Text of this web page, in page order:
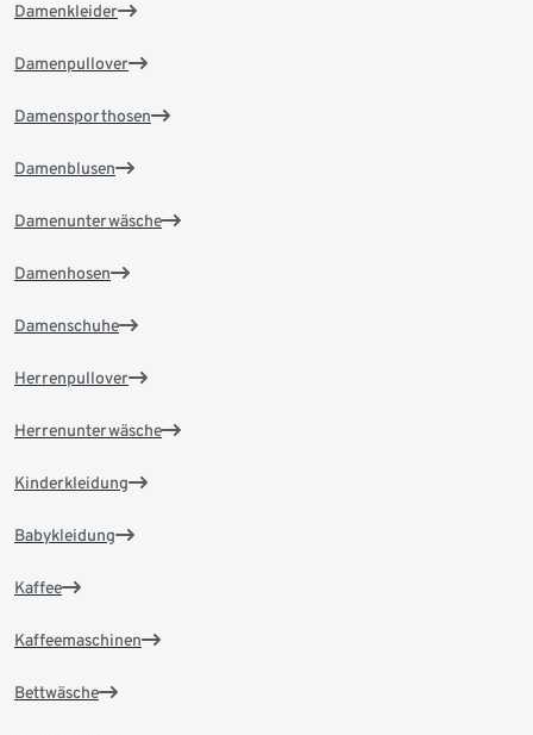
Damenkleider
Damenpullover
Damensporthosen
Damenblusen
Damenunterwäsche
Damenhosen
Damenschuhe
Herrenpullover
Herrenunterwäsche
Kinderkleidung
Babykleidung
Kaffee
Kaffeemaschinen
Bettwäsche